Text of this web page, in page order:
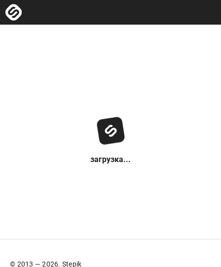
загрузка...
© 2013 — 2026. Stepik